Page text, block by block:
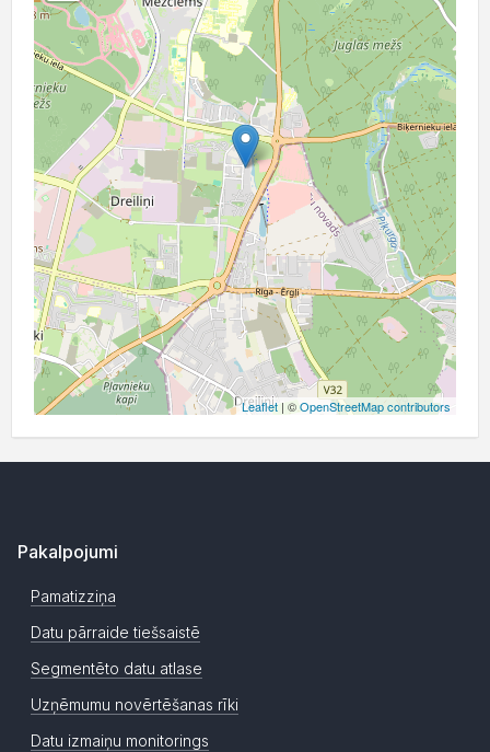
Leaflet | ©OpenStreetMap contributors
Pakalpojumi
Pamatizziņa
Datu pārraide tiešsaistē
Segmentēto datu atlase
Uzņēmumu novērtēšanas rīki
Datu izmaiņu monitorings